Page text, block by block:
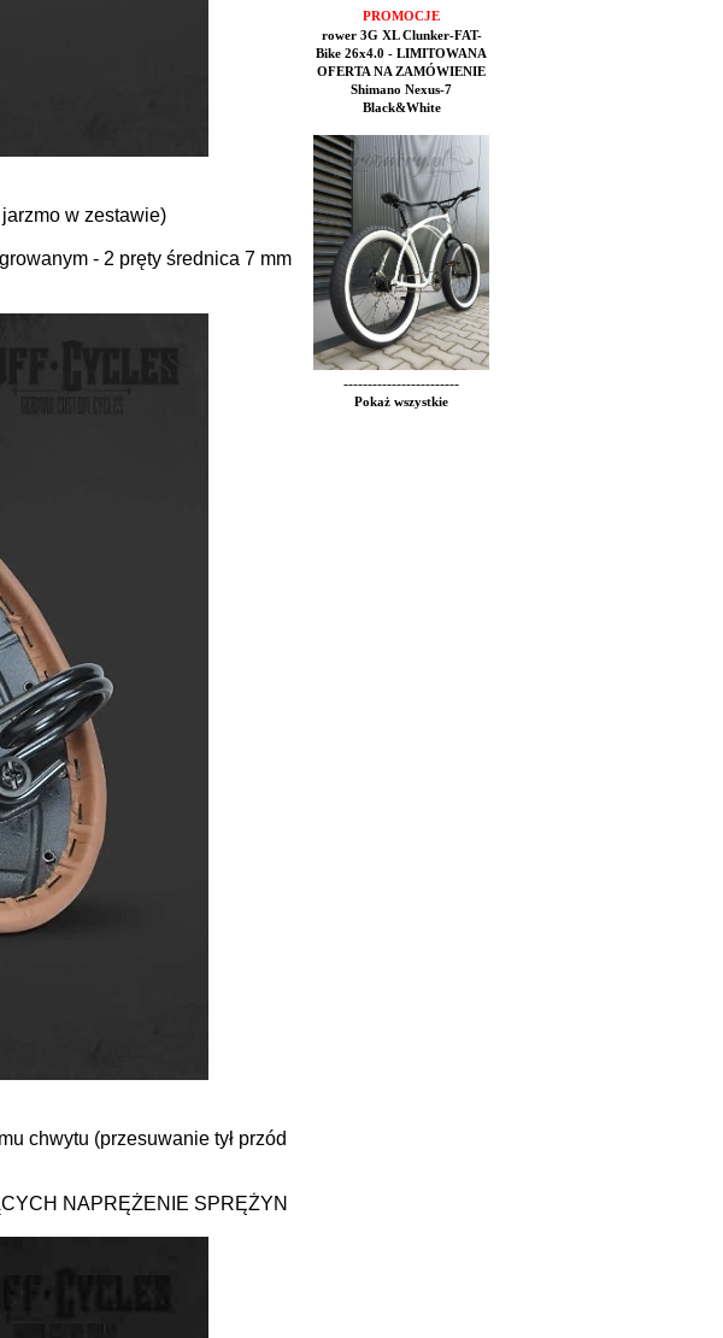
w zestawie)
- 2 pręty średnica 7 mm
chwytu (przesuwanie tył przód
NAPRĘŻENIE SPRĘŻYN
PROMOCJE
rower 3G XL Clunker-FAT-
Bike 26x4.0 - LIMITOWANA
OFERTA NA ZAMÓWIENIE
Shimano Nexus-7
Black&White
------------------------
Pokaż wszystkie